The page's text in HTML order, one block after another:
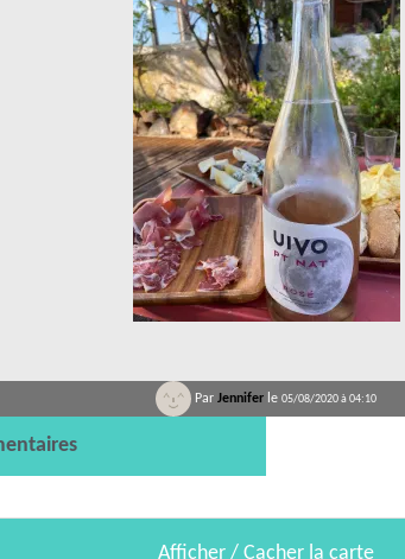
Par Jennifer le 05/08/2020 à 04:10
Afficher / Cacher la carte